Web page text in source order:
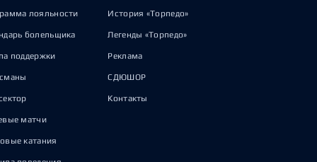
лояльности
болельщика
поддержки
матчи
катания
История «Торпедо»
Легенды «Торпедо»
Реклама
СДЮШОР
Контакты